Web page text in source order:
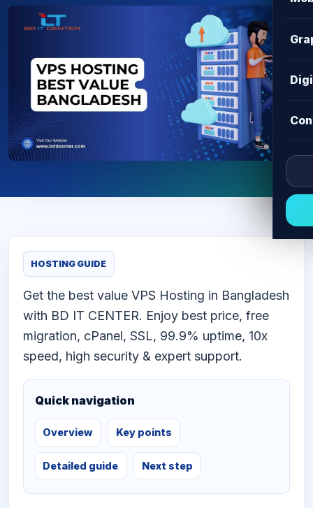
HOSTING GUIDE
Get the best value VPS Hosting in Bangladesh
with BD IT CENTER. Enjoy best price, free
migration, cPanel, SSL, 99.9% uptime, 10x
speed, high security & expert support.
Quick navigation
Overview Key points
Detailed guide Next step